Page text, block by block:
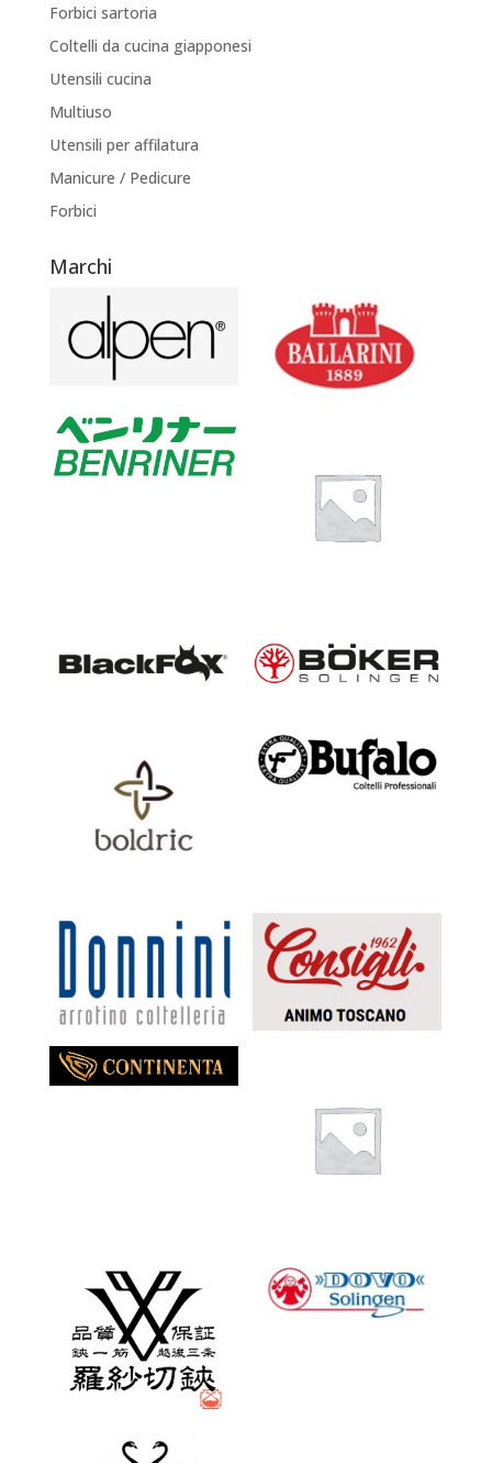
Forbici sartoria
Coltelli da cucina giapponesi
Utensili cucina
Multiuso
Utensili per affilatura
Manicure / Pedicure
Forbici
Marchi